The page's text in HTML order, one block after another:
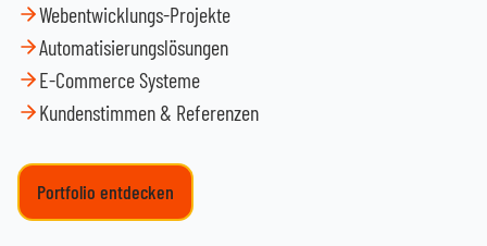
Webentwicklungs-Projekte
Automatisierungslösungen
E-Commerce Systeme
Kundenstimmen & Referenzen
Portfolio entdecken